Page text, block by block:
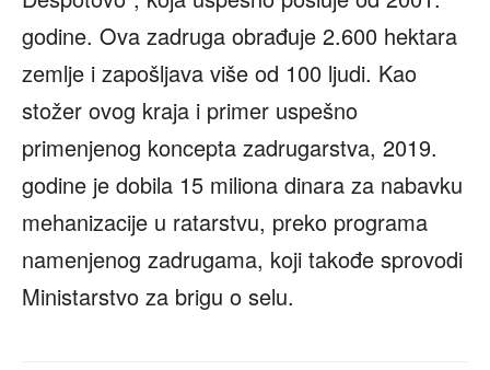
godine. Ova zadruga obrađuje 2.600 hektara
zemlje i zapošljava više od 100 ljudi. Kao
stožer ovog kraja i primer uspešno
primenjenog koncepta zadrugarstva, 2019.
godine je dobila 15 miliona dinara za nabavku
mehanizacije u ratarstvu, preko programa
namenjenog zadrugama, koji takođe sprovodi
Ministarstvo za brigu o selu.